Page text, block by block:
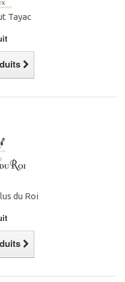
Tayac
du Roi